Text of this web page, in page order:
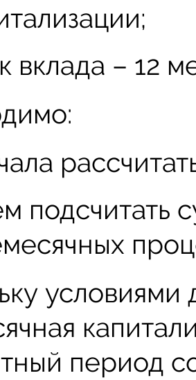
вклада – 12
подсчитать
период